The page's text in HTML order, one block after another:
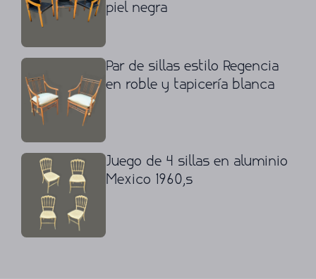
piel negra
Par de sillas estilo Regencia
en roble y tapicería blanca
Juego de 4 sillas en aluminio
Mexico 1960,s